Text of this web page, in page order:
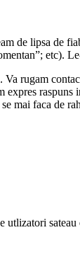
lipsa de
etc).
Va rugam
mai faca de
utlizatori